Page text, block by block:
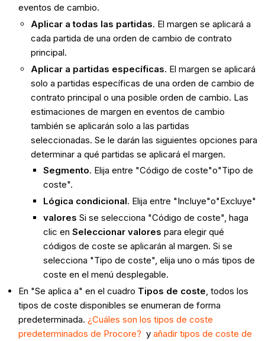
eventos de cambio.
Aplicar a todas las partidas. El margen se aplicará a
cada partida de una orden de cambio de contrato
principal.
Aplicar a partidas específicas. El margen se aplicará
solo a partidas específicas de una orden de cambio de
contrato principal o una posible orden de cambio. Las
estimaciones de margen en eventos de cambio
también se aplicarán solo a las partidas
seleccionadas. Se le darán las siguientes opciones para
determinar a qué partidas se aplicará el margen.
Segmento. Elija entre "Código de coste"o"Tipo de
coste".
Lógica condicional. Elija entre "Incluye"o"Excluye"
valores Si se selecciona "Código de coste", haga
clic enSeleccionar valorespara elegir qué
códigos de coste se aplicarán al margen. Si se
selecciona "Tipo de coste", elija uno o más tipos de
coste en el menú desplegable.
En "Se aplica a" en el cuadro Tipos de coste , todos los
tipos de coste disponibles se enumeran de forma
predeterminada. ¿Cuáles son los tipos de coste
predeterminados de Procore? yañadir tipos de coste de